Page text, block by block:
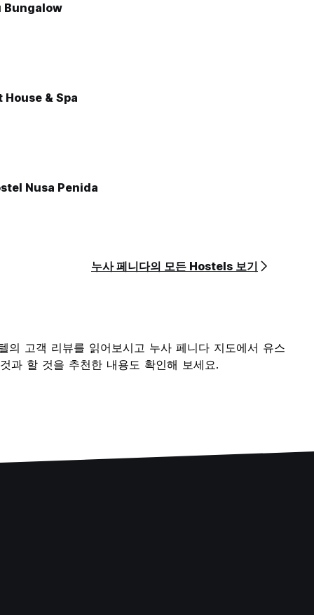
Bungalow
House & Spa
Nusa Penida
누사 페니다의 모든 Hostels 보기
고객 리뷰를 읽어보시고 누사 페니다 지도에서 유스
과 할 것을 추천한 내용도 확인해 보세요.